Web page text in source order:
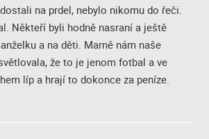
na prdel, nebylo nikomu do řeči.
Někteří byli hodně nasraní a ještě
a na děti. Marně nám naše
že to je jenom fotbal a ve
líp a hrají to dokonce za peníze.